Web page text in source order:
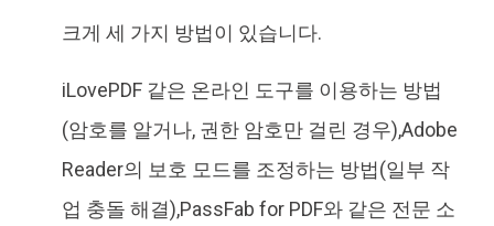
크게 세 가지 방법이 있습니다.
iLovePDF 같은 온라인 도구를 이용하는 방법
(암호를 알거나, 권한 암호만 걸린 경우),Adobe
Reader의 보호 모드를 조정하는 방법(일부 작
업 충돌 해결),PassFab for PDF와 같은 전문 소